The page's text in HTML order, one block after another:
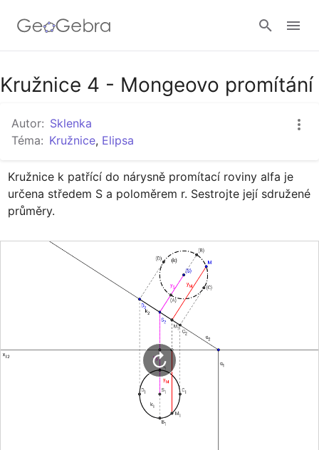
Google Classroom
GeoGebra Třída
Přihlásit
Kružnice 4 - Mongeovo promítání
Autor: Sklenka
Téma: Kružnice, Elipsa
Kružnice k patřící do nárysně promítací roviny alfa je
určena středem S a poloměrem r. Sestrojte její sdružené
průměry.